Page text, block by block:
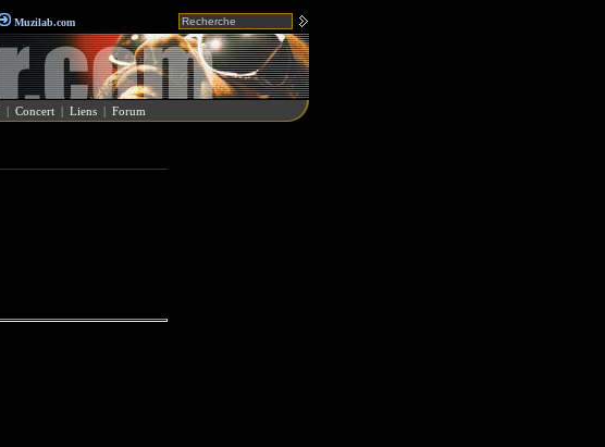
Muzilab.com
| Concert| Liens| Forum